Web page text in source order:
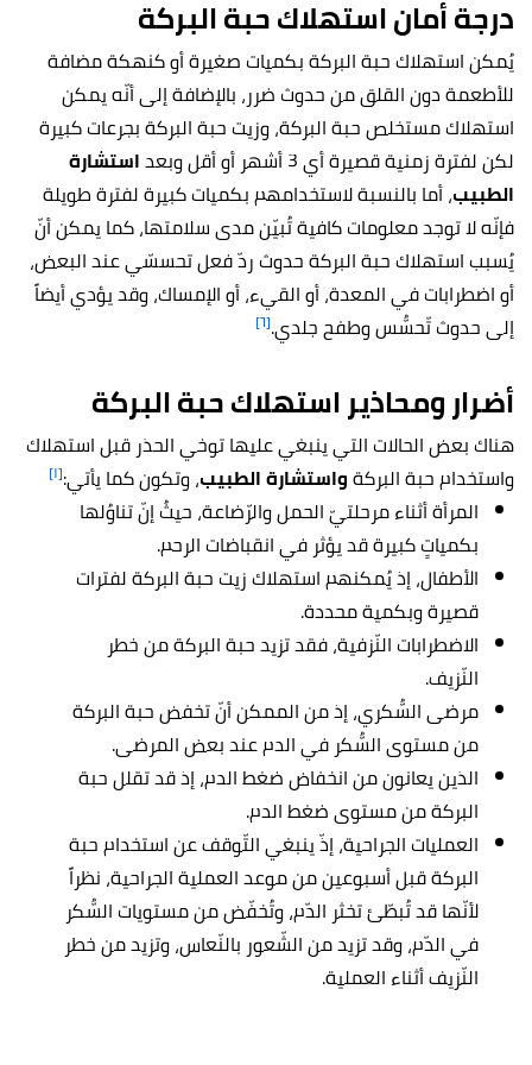
درجة أمان استهلاك حبة البركة
يُمكن استهلاك حبة البركة بكميات صغيرة أو كنهكة مضافة
للأطعمة دون القلق من حدوث ضرر، بالإضافة إلى أنّه يمكن
استهلاك مستخلص حبة البركة، وزيت حبة البركة بجرعات كبيرة
لكن لفترة زمنية قصيرة أي 3 أشهر أو أقل وبعد
استشارة
الطبيب، أما بالنسبة لاستخدامهم بكميات كبيرة لفترة طويلة
فإنّه لا توجد معلومات كافية تُبيّن مدى سلامتها، كما يمكن أنّ
يُسبب استهلاك حبة البركة حدوث ردّ فعل تحسسّي عند البعض،
أو اضطرابات في المعدة، أو القيء، أو الإمساك، وقد يؤدي أيضاً
إلى حدوث تّحسُّس وطفح جلدي.[٦]
أضرار ومحاذير استهلاك حبة البركة
هناك بعض الحالات التي ينبغي عليها توخي الحذر قبل استهلاك
واستخدام حبة البركةواستشارة الطبيب، وتكون كما يأتي:[١]
المرأة أثناء مرحلتيّ الحمل والرّضاعة، حيثُ إنّ تناوُلها
بكمياتٍ كبيرة قد يؤثر في انقباضات الرحم.
الأطفال، إذ يُمكنهم استهلاك زيت حبة البركة لفترات
قصيرة وبكمية محددة.
الاضطرابات النّزفية، فقد تزيد حبة البركة من خطر
النّزيف.
مرضى السُّكري، إذ من الممكن أنّ تخفض حبة البركة
من مستوى السُّكر في الدم عند بعض المرضى.
الذين يعانون من انخفاض ضغط الدم، إذ قد تقلل حبة
البركة من مستوى ضغط الدم.
العمليات الجراحية، إذّ ينبغي التّوقف عن استخدام حبة
البركة قبل أسبوعين من موعد العملية الجراحية، نظراً
لأنّها قد تُبطّئ تخثر الدّم، وتُخفّض من مستويات السُّكر
في الدّم، وقد تزيد من الشّعور بالنّعاس، وتزيد من خطر
النّزيف أثناء العملية.